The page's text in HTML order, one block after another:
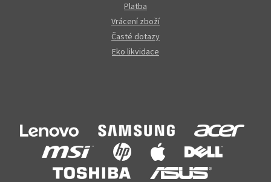
Platba
Vrácení zboží
Časté dotazy
Eko likvidace